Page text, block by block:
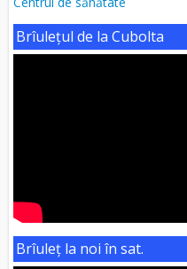
Brîulețul de la Cubolta
Brîuleț la noi în sat.